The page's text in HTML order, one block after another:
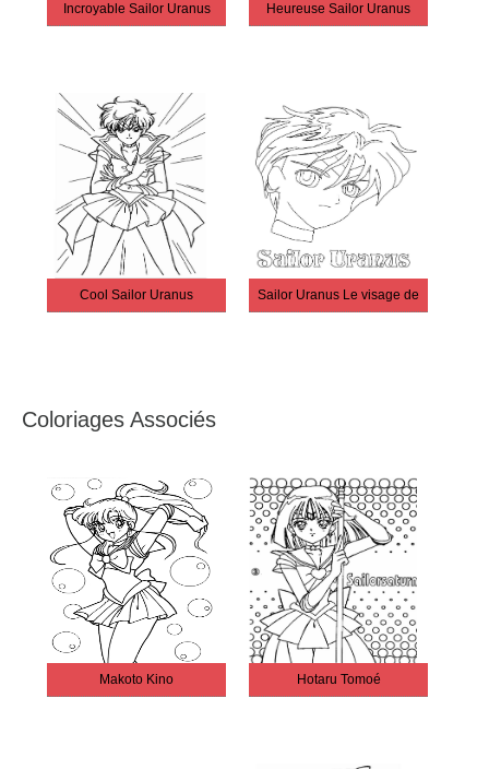
Incroyable Sailor Uranus Heureuse Sailor Uranus
Cool Sailor Uranus Sailor Uranus Le visage de
Coloriages Associés
Makoto Kino Hotaru Tomoé